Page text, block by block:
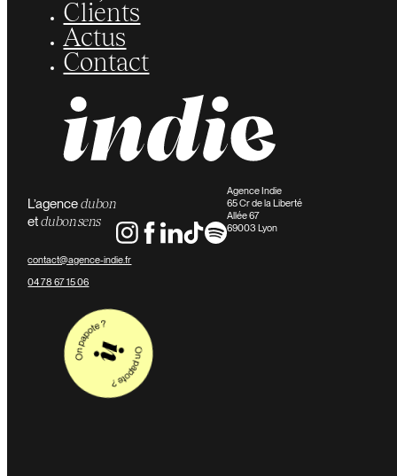
Clients
Actus
Contact
L’agencedu bon
etdu bon sens
Agence Indie
65 Cr de la Liberté
Allée 67
69003 Lyon
contact@agence-indie.fr
04 78 67 15 06